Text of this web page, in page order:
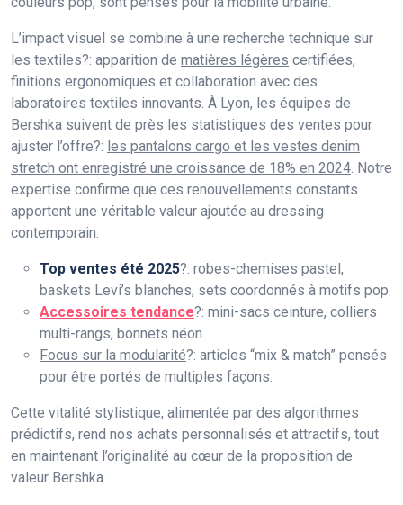
L’impact visuel se combine à une recherche technique sur
les textiles?: apparition de matières légères certifiées,
finitions ergonomiques et collaboration avec des
laboratoires textiles innovants. À Lyon, les équipes de
Bershka suivent de près les statistiques des ventes pour
ajuster l’offre?: les pantalons cargo et les vestes denim
stretch ont enregistré une croissance de 18% en 2024 . Notre
expertise confirme que ces renouvellements constants
apportent une véritable valeur ajoutée au dressing
contemporain.
Top ventes été 2025?: robes-chemises pastel,
baskets Levi’s blanches, sets coordonnés à motifs pop.
Accessoires tendance?: mini-sacs ceinture, colliers
multi-rangs, bonnets néon.
Focus sur la modularité?: articles “mix & match” pensés
pour être portés de multiples façons.
Cette vitalité stylistique, alimentée par des algorithmes
prédictifs, rend nos achats personnalisés et attractifs, tout
en maintenant l’originalité au cœur de la proposition de
valeur Bershka.